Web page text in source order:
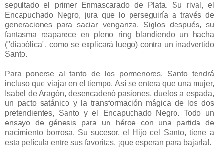
sepultado el primer Enmascarado de Plata. Su rival, el
Encapuchado Negro, jura que lo perseguiría a través de
generaciones para saciar venganza. Siglos después, su
fantasma reaparece en pleno ring blandiendo un hacha
("diabólica", como se explicará luego) contra un inadvertido
Santo.
Para ponerse al tanto de los pormenores, Santo tendrá
incluso que viajar en el tiempo. Así se entera que una mujer,
Isabel de Aragón, desencadenó pasiones, duelos a espada,
un pacto satánico y la transformación mágica de los dos
pretendientes, Santo y el Encapuchado Negro. Todo un
ensayo de génesis para un héroe con una partida de
nacimiento borrosa. Su sucesor, el Hijo del Santo, tiene a
esta película entre sus favoritas, ¡que esperan para bajarla!.